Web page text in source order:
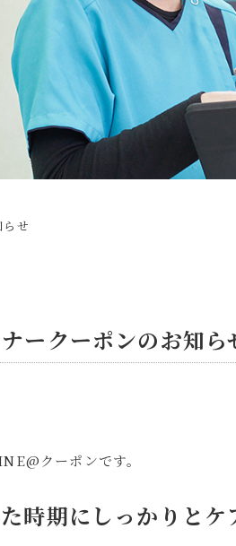
せ
ークーポンのお知ら
クーポンです。
時期にしっかりとケ